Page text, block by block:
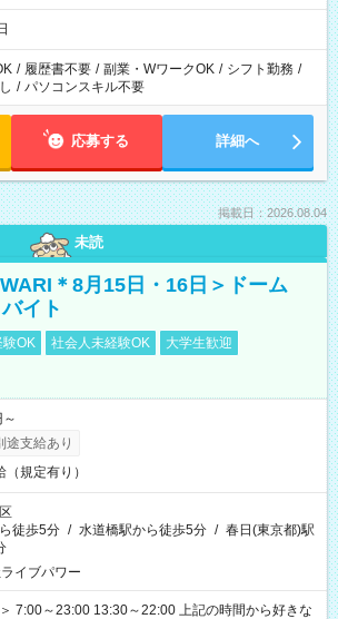
なる可能性があります
/ 履歴書不要 / 副業・WワークOK / シフト勤務 /
/ パソコンスキル不要
応募する 詳細へ
掲載日：2026.08.04
未読
＊8月15日・16日＞ドーム
イト
験OK 社会人未経験OK
大学生歓迎
途支給あり
（規定有り）
徒歩5分 / 水道橋駅から徒歩5分 / 春日(東京都)駅
イブパワー
～23:00 13:30～22:00 上記の時間から好きな